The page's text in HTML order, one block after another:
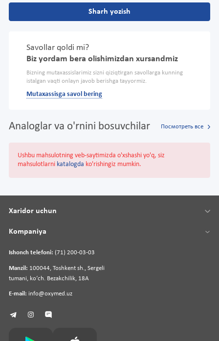
Sharh yozish
Savollar qoldi mi?
Biz yordam bera olishimizdan xursandmiz
Bizning mutaxassislarimiz sizni qiziqtirgan savollarga kunning
istalgan vaqti onlayn javob berishga tayyormiz.
Mutaxassisga savol bering
Analoglar va o'rnini bosuvchilar Посмотреть все
Ushbu mahsulotning veb-saytimizda o'xshashi yo'q, siz
mahsulotlarni katalogda ko'rishingiz mumkin.
Ishonch telefoni: (71) 200-03-03
Manzil: 100044, Toshkent sh., Sergeli
tumani, koʻch. Bezakchilik, 18A
E-mail: info@oxymed.uz
Xaridor uchun
Kompaniya